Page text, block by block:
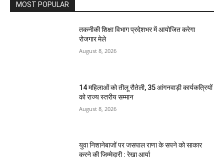
MOST POPULAR
तकनीकी शिक्षा विभाग प्रदेशभर में आयोजित करेगा
रोजगार मेले
August 8, 2026
14 महिलाओं को तीलू रौतेली, 35 आंगनवाड़ी कार्यकत्रियों
को राज्य स्तरीय सम्मान
August 8, 2026
युवा निशानेबाजों पर जसपाल राणा के सपने को साकार
करने की जिम्मेदारी : रेखा आर्या